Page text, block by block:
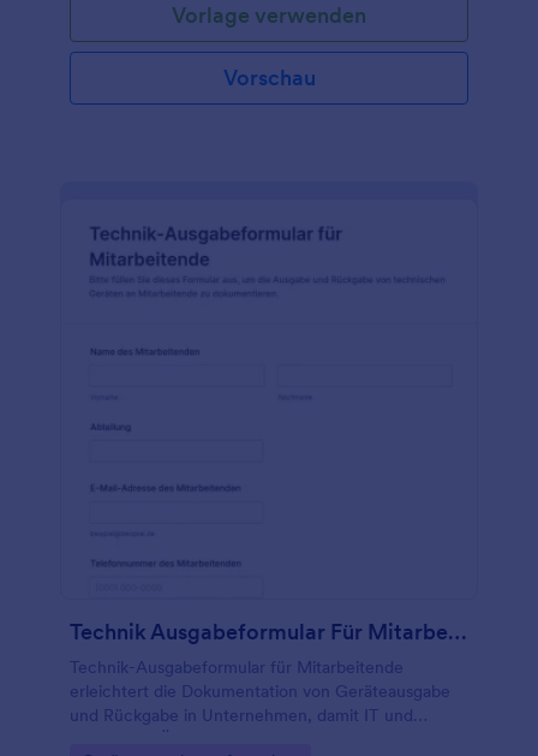
Vorlage verwenden
Vorschau
Technik Ausgabeformular Für Mitarbeitende
Technik-Ausgabeformular für Mitarbeitende
erleichtert die Dokumentation von Geräteausgabe
und Rückgabe in Unternehmen, damit IT und
Verwaltung Übergaben, Rückgabetermine und